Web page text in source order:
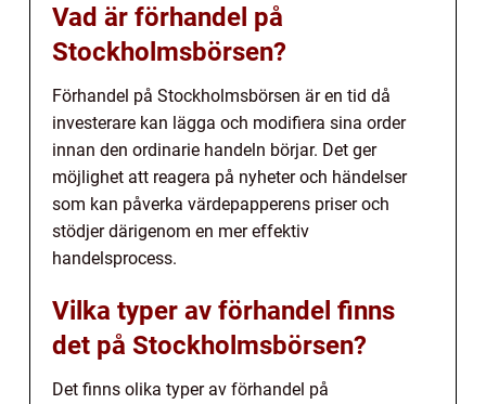
Vad är förhandel på
Stockholmsbörsen?
Förhandel på Stockholmsbörsen är en tid då
investerare kan lägga och modifiera sina order
innan den ordinarie handeln börjar. Det ger
möjlighet att reagera på nyheter och händelser
som kan påverka värdepapperens priser och
stödjer därigenom en mer effektiv
handelsprocess.
Vilka typer av förhandel finns
det på Stockholmsbörsen?
Det finns olika typer av förhandel på